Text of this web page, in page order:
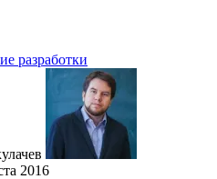
разработки
2016